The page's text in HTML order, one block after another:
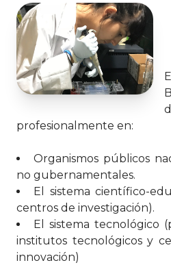
profesionalmente en:
Organismos públicos
no gubernamentales.
El sistema científico-
centros de investigación).
El sistema tecnológico
institutos tecnológicos y
innovación)